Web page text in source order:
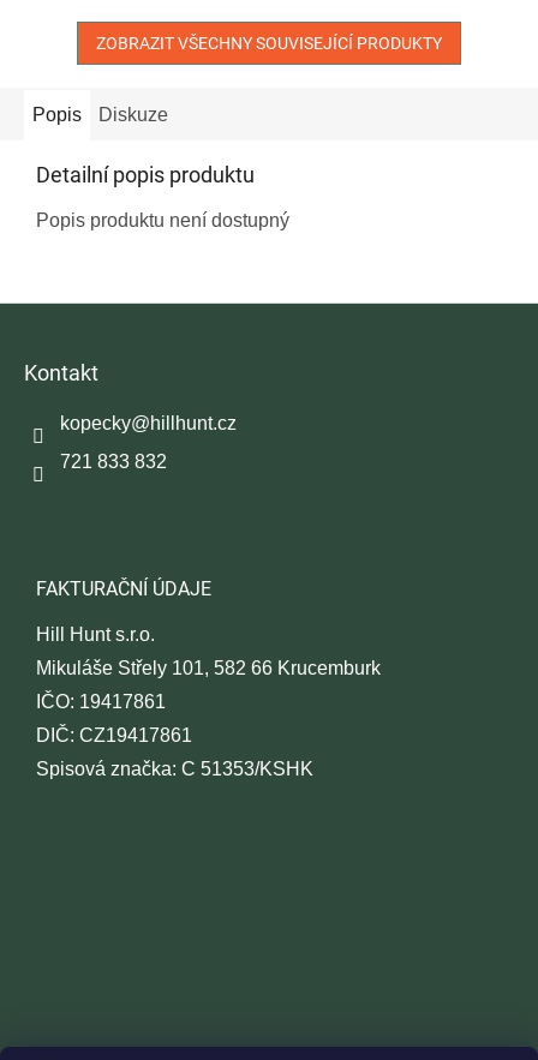
ZOBRAZIT VŠECHNY SOUVISEJÍCÍ PRODUKTY
Popis Diskuze
Detailní popis produktu
Popis produktu není dostupný
Kontakt
kopecky@hillhunt.cz
721 833 832
FAKTURAČNÍ ÚDAJE
Hill Hunt s.r.o.
Mikuláše Střely 101, 582 66 Krucemburk
IČO: 19417861
DIČ: CZ19417861
Spisová značka: C 51353/KSHK